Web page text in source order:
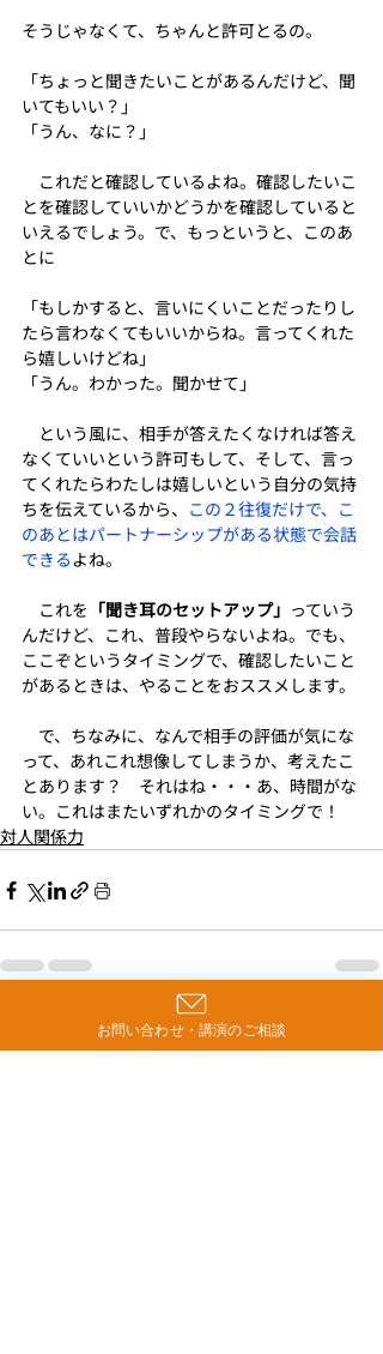
そうじゃなくて、ちゃんと許可とるの。
「ちょっと聞きたいことがあるんだけど、聞
いてもいい？」
「うん、なに？」
これだと確認しているよね。確認したいこ
とを確認していいかどうかを確認していると
いえるでしょう。で、もっというと、このあ
とに
「もしかすると、言いにくいことだったりし
たら言わなくてもいいからね。言ってくれた
ら嬉しいけどね」
「うん。わかった。聞かせて」
という風に、相手が答えたくなければ答え
なくていいという許可もして、そして、言っ
てくれたらわたしは嬉しいという自分の気持
ちを伝えているから、 この２往復だけで、こ
のあとはパートナーシップがある状態で会話
できるよね。
これを 「聞き耳のセットアップ」 っていう
んだけど、これ、普段やらないよね。でも、
ここぞというタイミングで、確認したいこと
があるときは、やることをおススメします。
で、ちなみに、なんで相手の評価が気にな
って、あれこれ想像してしまうか、考えたこ
とあります？　それはね・・・あ、時間がな
い。これはまたいずれかのタイミングで！
対人関係力
お問い合わせ・講演のご相談